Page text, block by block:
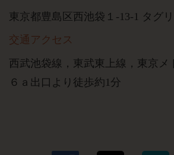
東京都豊島区西池袋１-13-1 タグ
交通アクセス
西武池袋線，東武東上線，東京メ
６ａ出口より徒歩約1分